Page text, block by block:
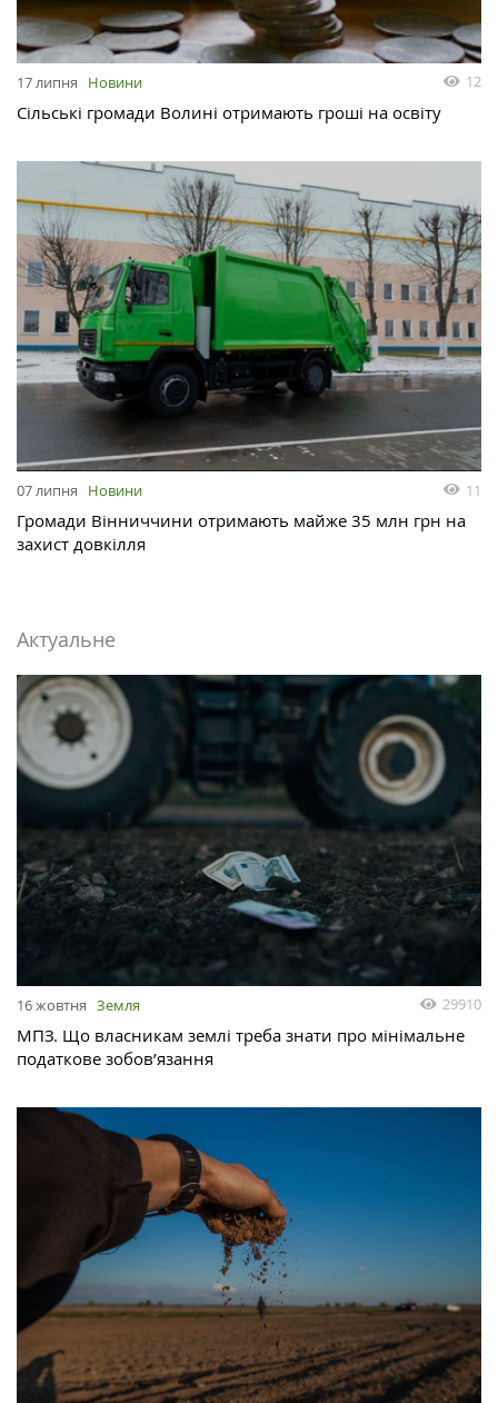
17 липня Новини 12
Сільські громади Волині отримають гроші на освіту
07 липня Новини 11
Громади Вінниччини отримають майже 35 млн грн на
захист довкілля
Актуальне
16 жовтня Земля 29910
МПЗ. Що власникам землі треба знати про мінімальне
податкове зобов’язання